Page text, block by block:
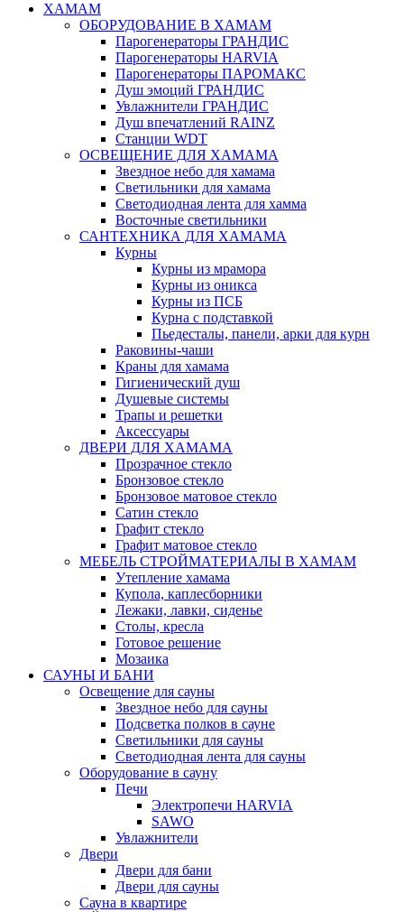
ХАМАМ
ОБОРУДОВАНИЕ В ХАМАМ
Парогенераторы ГРАНДИС
Парогенераторы HARVIA
Парогенераторы ПАРОМАКС
Душ эмоций ГРАНДИС
Увлажнители ГРАНДИС
Душ впечатлений RAINZ
Станции WDT
ОСВЕЩЕНИЕ ДЛЯ ХАМАМА
Звездное небо для хамама
Светильники для хамама
Светодиодная лента для хамма
Восточные светильники
САНТЕХНИКА ДЛЯ ХАМАМА
Курны
Курны из мрамора
Курны из оникса
Курны из ПСБ
Курна с подставкой
Пьедесталы, панели, арки для курн
Раковины-чаши
Краны для хамама
Гигиенический душ
Душевые системы
Трапы и решетки
Аксессуары
ДВЕРИ ДЛЯ ХАМАМА
Прозрачное стекло
Бронзовое стекло
Бронзовое матовое стекло
Сатин стекло
Графит стекло
Графит матовое стекло
МЕБЕЛЬ СТРОЙМАТЕРИАЛЫ В ХАМАМ
Утепление хамама
Купола, каплесборники
Лежаки, лавки, сиденье
Столы, кресла
Готовое решение
Мозаика
САУНЫ И БАНИ
Освещение для сауны
Звездное небо для сауны
Подсветка полков в сауне
Светильники для сауны
Светодиодная лента для сауны
Оборудование в сауну
Печи
Электропечи HARVIA
SAWO
Увлажнители
Двери
Двери для бани
Двери для сауны
Сауна в квартире